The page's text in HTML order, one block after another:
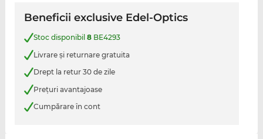
Beneficii exclusive Edel-Optics
Stoc disponibil 8BE4293
Livrare şi returnare gratuita
Drept la retur 30 de zile
Preţuri avantajoase
Cumpărare în cont